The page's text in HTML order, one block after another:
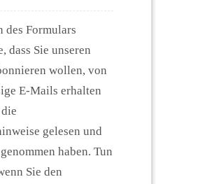
des Formulars
dass Sie unseren
wollen, von
E-Mails erhalten
gelesen und
haben. Tun
Sie den